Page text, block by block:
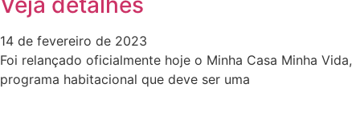
14 de fevereiro de 2023
Foi relançado oficialmente hoje o Minha Casa Minha Vida,
programa habitacional que deve ser uma